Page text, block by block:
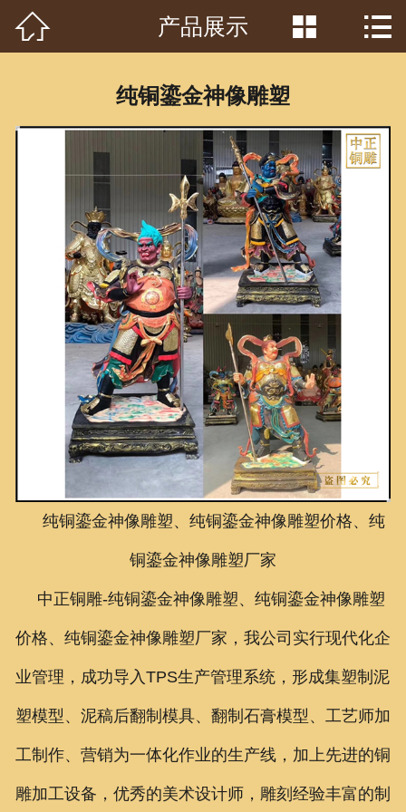
首页
产品中心
客户见证
常识问答
新闻资讯
荣誉资质
泥塑鉴赏
联系我们
 产品展示  
纯铜鎏金神像雕塑
纯铜鎏金神像雕塑、纯铜鎏金神像雕塑价格、纯
铜鎏金神像雕塑厂家
中正铜雕-纯铜鎏金神像雕塑、 纯铜鎏金神像雕塑
价格、 纯铜鎏金神像雕塑厂家 ，我公司实行现代化企
业管理，成功导入TPS生产管理系统，形成集塑制泥
塑模型、泥稿后翻制模具、翻制石膏模型、工艺师加
工制作、营销为一体化作业的生产线，加上先进的铜
雕加工设备，优秀的美术设计师，雕刻经验丰富的制